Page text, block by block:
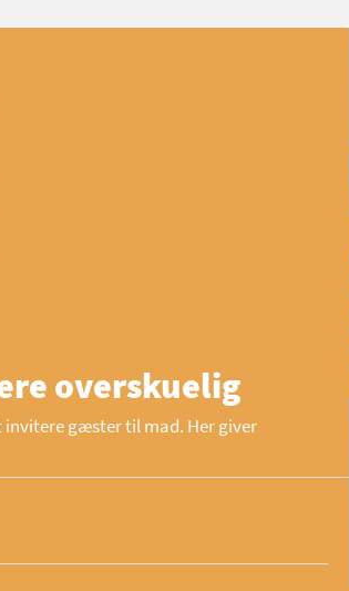
overskuelig
invitere gæster til mad. Her giver